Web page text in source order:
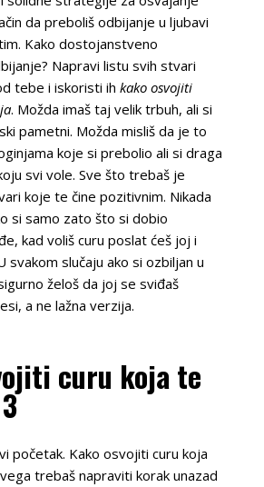
da preboliš odbijanje u ljubavi
Kako dostojanstveno
Napravi listu svih stvari
tebe i iskoristi ih kako osvojiti
. Možda imaš taj velik trbuh, ali si
pametni. Možda misliš da je to
koje si prebolio ali si draga
svi vole. Sve što trebaš je
koje te čine pozitivnim. Nikada
si samo zato što si dobio
kad voliš curu poslat ćeš joj i
svakom slučaju ako si ozbiljan u
želoš da joj se sviđaš
a ne lažna verzija.
curu koja te
početak. Kako osvojiti curu koja
trebaš napraviti korak unazad